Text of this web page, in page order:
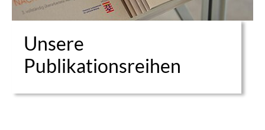
Unsere
Publikationsreihen